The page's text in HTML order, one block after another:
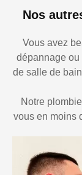
Nos
Vous avez
dépannage
de salle de
Notre
vous en moins